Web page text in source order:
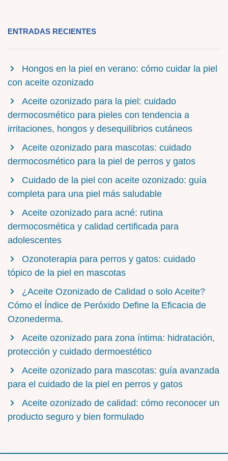
ENTRADAS RECIENTES
Hongos en la piel en verano: cómo cuidar la piel
con aceite ozonizado
Aceite ozonizado para la piel: cuidado
dermocosmético para pieles con tendencia a
irritaciones, hongos y desequilibrios cutáneos
Aceite ozonizado para mascotas: cuidado
dermocosmético para la piel de perros y gatos
Cuidado de la piel con aceite ozonizado: guía
completa para una piel más saludable
Aceite ozonizado para acné: rutina
dermocosmética y calidad certificada para
adolescentes
Ozonoterapia para perros y gatos: cuidado
tópico de la piel en mascotas
¿Aceite Ozonizado de Calidad o solo Aceite?
Cómo el Índice de Peróxido Define la Eficacia de
Ozonederma.
Aceite ozonizado para zona íntima: hidratación,
protección y cuidado dermoestético
Aceite ozonizado para mascotas: guía avanzada
para el cuidado de la piel en perros y gatos
Aceite ozonizado de calidad: cómo reconocer un
producto seguro y bien formulado